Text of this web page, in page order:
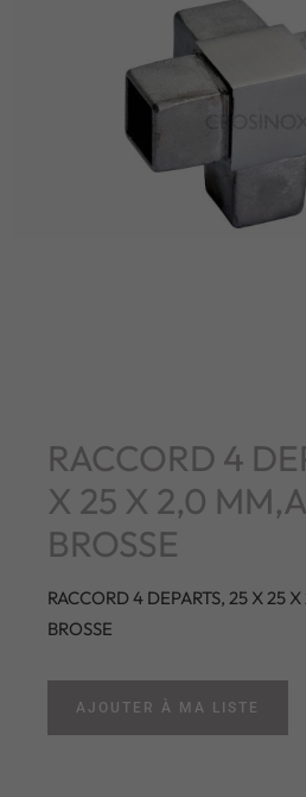
RACCORD 4
X 25 X 2,0
BROSSE
RACCORD 4 DEPARTS, 25 X 25
BROSSE
AJOUTER À MA LISTE